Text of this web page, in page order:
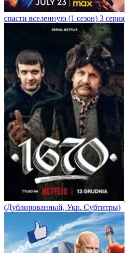
спасти вселенную (1 сезон) 3 серия
(Дублированный, Укр. Субтитры)